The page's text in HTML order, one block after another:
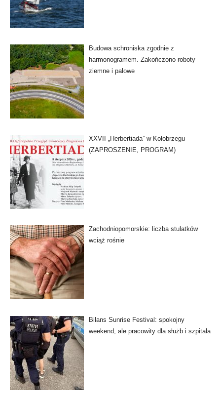
Budowa schroniska zgodnie z
harmonogramem. Zakończono roboty
ziemne i palowe
XXVII „Herbertiada” w Kołobrzegu
(ZAPROSZENIE, PROGRAM)
Zachodniopomorskie: liczba stulatków
wciąż rośnie
Bilans Sunrise Festival: spokojny
weekend, ale pracowity dla służb i szpitala